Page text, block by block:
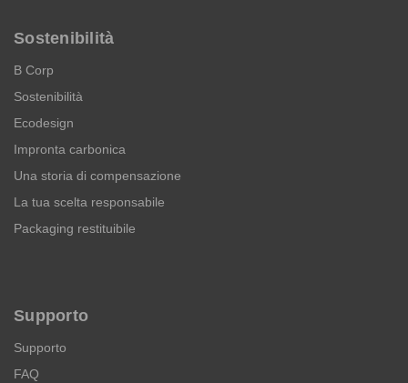
Sostenibilità
B Corp
Sostenibilità
Ecodesign
Impronta carbonica
Una storia di compensazione
La tua scelta responsabile
Packaging restituibile
Supporto
Supporto
FAQ